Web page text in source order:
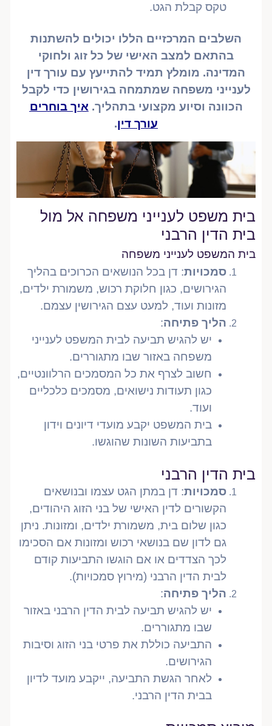
טקס קבלת הגט.
השלבים המרכזיים הללו יכולים להשתנות
בהתאם למצב האישי של כל זוג ולחוקי
המדינה. מומלץ תמיד להתייעץ עם עורך דין
לענייני משפחה שמתמחה בגירושין כדי לקבל
הכוונה וסיוע מקצועי בתהליך.איך בוחרים
עורך דין.
בית משפט לענייני משפחה אל מול
בית הדין הרבני
בית המשפט לענייני משפחה
סמכויות: דן בכל הנושאים הכרוכים בהליך
הגירושים, כגון חלוקת רכוש, משמורת ילדים,
מזונות ועוד, למעט עצם הגירושין עצמם.
הליך פתיחה:
יש להגיש תביעה לבית המשפט לענייני
משפחה באזור שבו מתגוררים.
חשוב לצרף את כל המסמכים הרלוונטיים,
כגון תעודות נישואים, מסמכים כלכליים
ועוד.
בית המשפט יקבע מועדי דיונים וידון
בתביעות השונות שהוגשו.
בית הדין הרבני
סמכויות: דן במתן הגט עצמו ובנושאים
הקשורים לדין האישי של בני הזוג היהודים,
כגון שלום בית, משמורת ילדים, ומזונות. ניתן
גם לדון שם בנושאי רכוש ומזונות אם הסכימו
לכך הצדדים או אם הוגשו התביעות קודם
לבית הדין הרבני (מירוץ סמכויות).
הליך פתיחה:
יש להגיש תביעה לבית הדין הרבני באזור
שבו מתגוררים.
התביעה כוללת את פרטי בני הזוג וסיבות
הגירושים.
לאחר הגשת התביעה, ייקבע מועד לדיון
בבית הדין הרבני.